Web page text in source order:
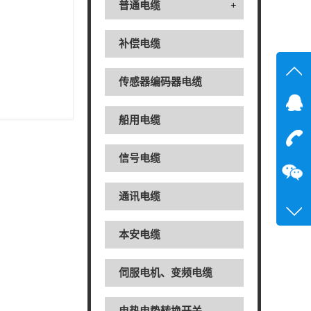
普通电缆 +
补偿电缆
传感器编码器电缆
船用电缆
信号电缆
通讯电缆
本安电缆
伺服电机、变频电缆
在线
在
咨询
022-